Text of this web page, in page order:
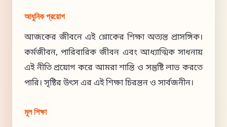
আধুনিক প্রয়োগ
আজকের জীবনে এই শ্লোকের শিক্ষা অত্যন্ত প্রাসঙ্গিক।
কর্মজীবন, পারিবারিক জীবন এবং আধ্যাত্মিক সাধনায়
এই নীতি প্রয়োগ করে আমরা শান্তি ও সন্তুষ্টি লাভ করতে
পারি। সৃষ্টির উৎস এর এই শিক্ষা চিরন্তন ও সার্বজনীন।
মূল শিক্ষা